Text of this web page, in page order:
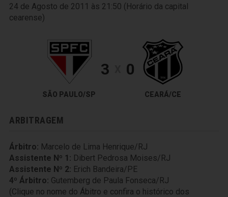
24 de Agosto de 2011 às 21:50 (Horário da capital
cearense)
SÃO PAULO/SP
3 0
CEARÁ/CE
ARBITRAGEM
Árbitro: Marcelo de Lima Henrique/RJ
Assistente Nº 1: Dibert Pedrosa Moises/RJ
Assistente Nº 2: Erich Bandeira/PE
4º Árbitro: Gutemberg de Paula Fonseca/RJ
(Clique no nome do Ábitro e confira o histórico dos